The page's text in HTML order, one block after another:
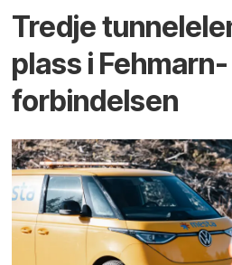
Tredje
plass i Fehmarn-
forbindelsen